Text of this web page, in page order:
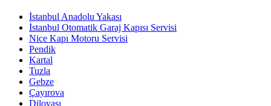
İstanbul Anadolu Yakası
İstanbul Otomatik Garaj Kapısı Servisi
Nice Kapı Motoru Servisi
Pendik
Kartal
Tuzla
Gebze
Çayırova
Dilovası